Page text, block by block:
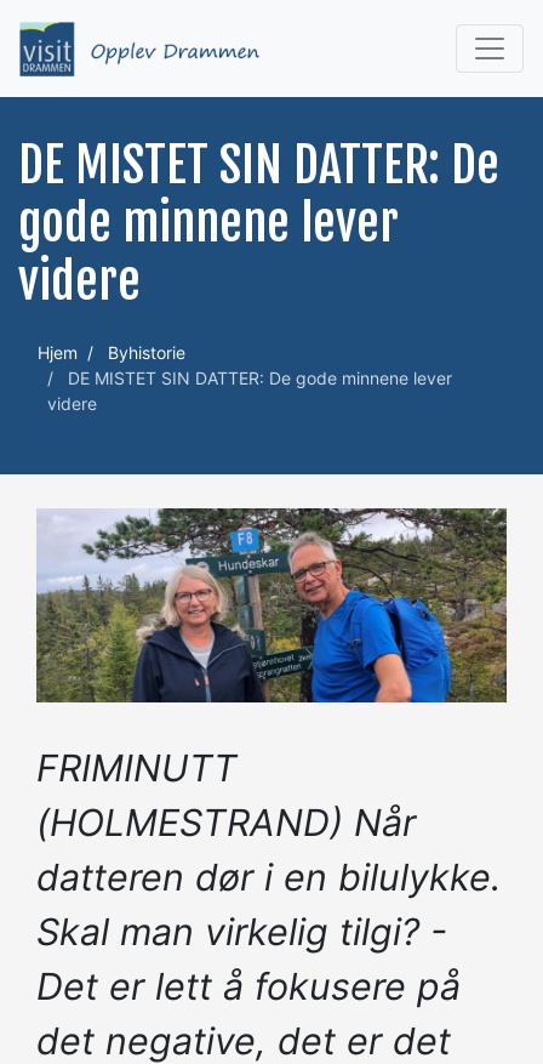
DE MISTET SIN DATTER: De
gode minnene lever
videre
Hjem
Byhistorie
DE MISTET SIN DATTER: De gode minnene lever
videre
FRIMINUTT
(HOLMESTRAND) Når
datteren dør i en bilulykke.
Skal man virkelig tilgi? -
Det er lett å fokusere på
det negative, det er det